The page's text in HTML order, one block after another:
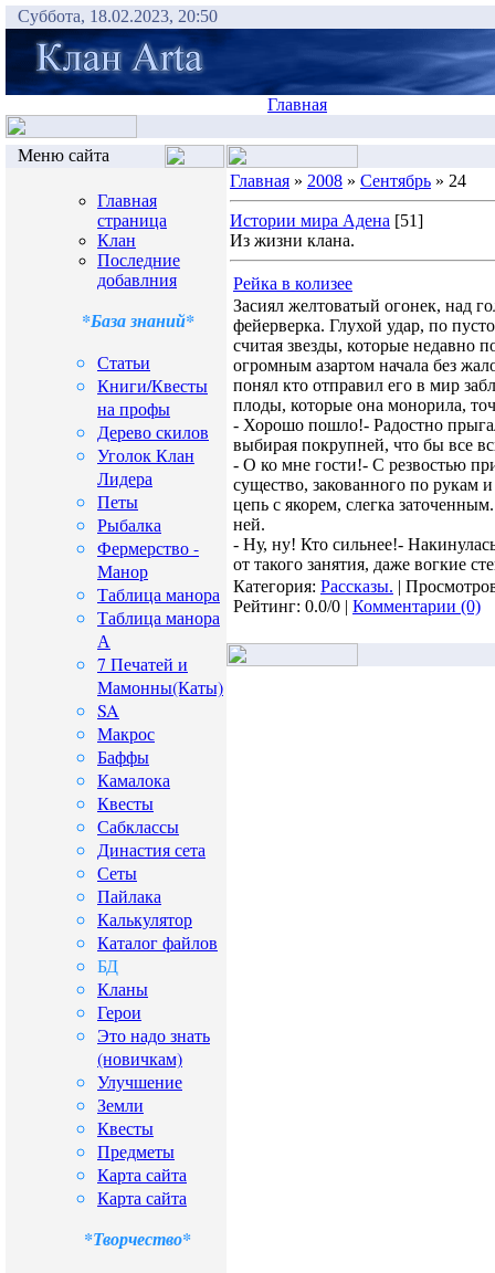
Суббота, 18.02.2023, 20:50
Главная
Меню сайта
Главная
страница
Клан
Последние
добавлния
*База знаний*
Статьи
Книги/Квесты
на профы
Дерево скилов
Уголок Клан
Лидера
Петы
Рыбалка
Фермерство -
Манор
Таблица манора
Таблица манора
А
7 Печатей и
Мамонны(Каты)
SA
Макрос
Баффы
Камалока
Квесты
Сабклассы
Династия сета
Сеты
Пайлака
Калькулятор
Каталог файлов
БД
Кланы
Герои
Это надо знать
(новичкам)
Улучшение
Земли
Квесты
Предметы
Карта сайта
Карта сайта
*Творчество*
Главная » 2008 » Сентябрь » 24
Истории мира Адена [51]
Из жизни клана.
Рейка в колизее
Засиял желтоватый огонек, над
фейерверка. Глухой удар, по
считая звезды, которые недавно
огромным азартом начала без
понял кто отправил его в мир
плоды, которые она монорила,
- Хорошо пошло!- Радостно
выбирая покрупней, что бы все
- О ко мне гости!- С резвостью
существо, закованного по рукам
цепь с якорем, слегка
ней.
- Ну, ну! Кто сильнее!-
от такого занятия, даже вогкие
Категория: Рассказы. |
Рейтинг: 0.0/0 | Комментарии (0)